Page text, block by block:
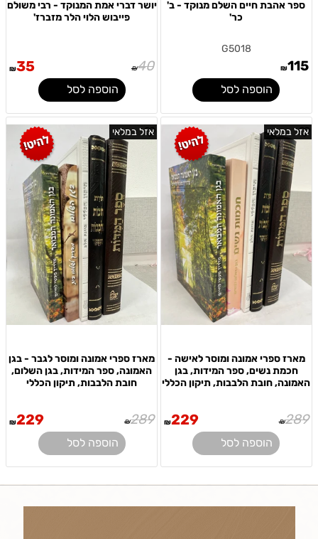
ספר אהבת חיים השלם מנוקד - ב'
כר'
G5018
₪115
הוספה לסל
יושר דברי אמת המנוקד - רבי משולם
פייבוש הלוי הלר מזברז'
₪40
₪35
הוספה לסל
אזל במלאי
מארז ספרי אמונה ומוסר לאישה -
חכמת נשים, ספר המידות, בגן
האמונה, חובת הלבבות, תיקון הכללי
₪289
₪229
הוספה לסל
אזל במלאי
מארז ספרי אמונה ומוסר לגבר - בגן
האמונה, ספר המידות, בגן השלום,
חובת הלבבות, תיקון הכללי
₪289
₪229
הוספה לסל